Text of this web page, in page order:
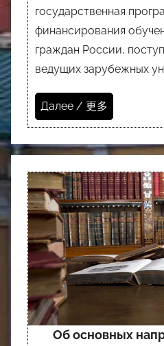
государственная
финансирования
граждан России,
ведущих зарубежных
Далее / 更多
Об основных